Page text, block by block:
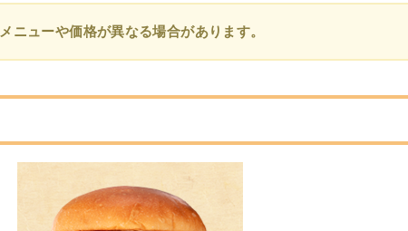
ニューや価格が異なる場合があります。